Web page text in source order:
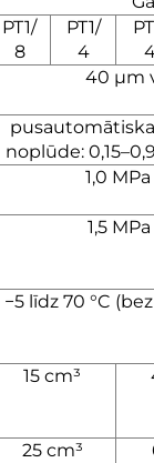
PT1/
8
PT1/
4
40 µm
noplūde:
1,0
1,5
−5 līdz 70 °C
15 cm³
25 cm³